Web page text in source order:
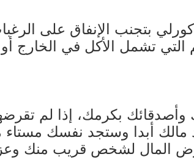
بتجنب الإنفاق على
التي تشمل الأكل في الخارج
وأصدقائك بكرمك، إذا لم
مالك أبدا وستجد نفسك
المال لشخص قريب منك